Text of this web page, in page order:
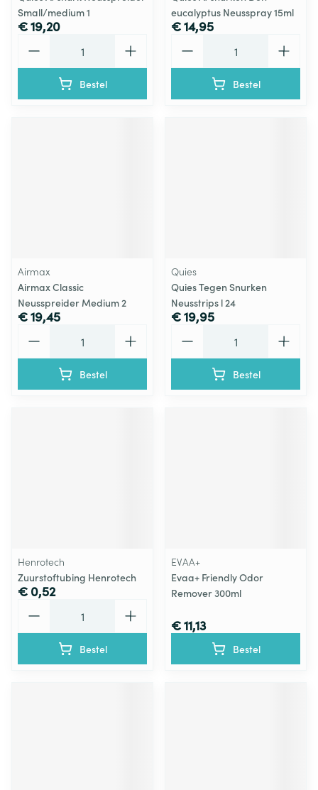
Small/medium 1
€ 19,20
Bestel
eucalyptus Neusspray 15ml
€ 14,95
Bestel
Airmax
Airmax Classic
Neusspreider Medium 2
€ 19,45
Bestel
Quies
Quies Tegen Snurken
Neusstrips l 24
€ 19,95
Bestel
Henrotech
Zuurstoftubing Henrotech
€ 0,52
Bestel
EVAA+
Evaa+ Friendly Odor
Remover 300ml
€ 11,13
Bestel